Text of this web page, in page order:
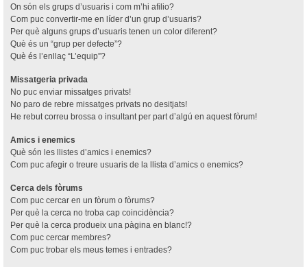
On són els grups d’usuaris i com m’hi afilio?
Com puc convertir-me en líder d’un grup d’usuaris?
Per què alguns grups d’usuaris tenen un color diferent?
Què és un “grup per defecte”?
Què és l’enllaç “L’equip”?
Missatgeria privada
No puc enviar missatges privats!
No paro de rebre missatges privats no desitjats!
He rebut correu brossa o insultant per part d’algú en aquest fòrum!
Amics i enemics
Què són les llistes d’amics i enemics?
Com puc afegir o treure usuaris de la llista d’amics o enemics?
Cerca dels fòrums
Com puc cercar en un fòrum o fòrums?
Per què la cerca no troba cap coincidència?
Per què la cerca produeix una pàgina en blanc!?
Com puc cercar membres?
Com puc trobar els meus temes i entrades?